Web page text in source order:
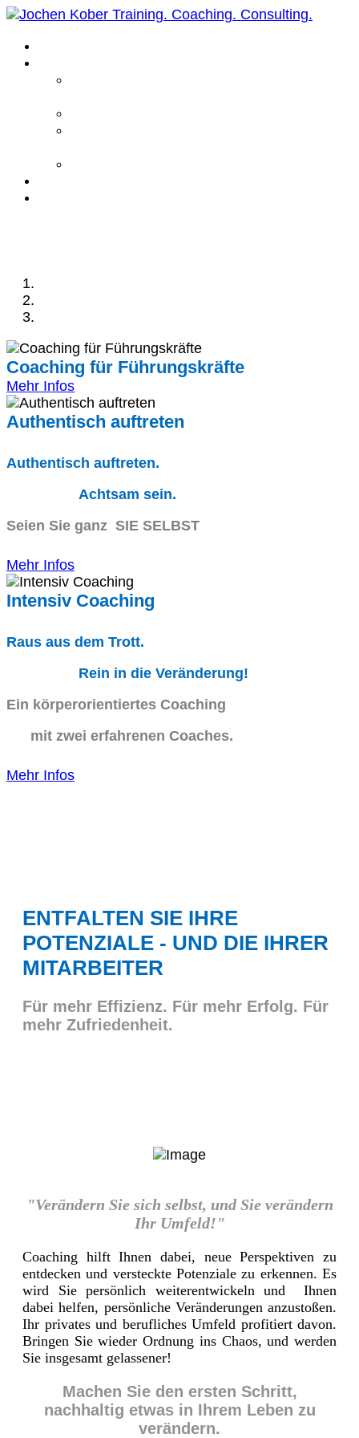
Coaching für Führungskräfte
Mehr Infos
Authentisch auftreten
Authentisch auftreten.
Achtsam sein.
Seien Sie ganz SIE SELBST
Mehr Infos
Intensiv Coaching
Raus aus dem Trott.
Rein in die Veränderung!
Ein körperorientiertes Coaching
mit zwei erfahrenen Coaches.
Mehr Infos
ENTFALTEN SIE IHRE
POTENZIALE - UND DIE IHRER
MITARBEITER
Für mehr Effizienz. Für mehr Erfolg. Für
mehr Zufriedenheit.
"Verändern Sie sich selbst, und Sie verändern
Ihr Umfeld!"
Coaching hilft Ihnen dabei, neue Perspektiven zu
entdecken und versteckte Potenziale zu erkennen. Es
wird Sie persönlich weiterentwickeln und Ihnen
dabei helfen, persönliche Veränderungen anzustoßen.
Ihr privates und berufliches Umfeld profitiert davon.
Bringen Sie wieder Ordnung ins Chaos, und werden
Sie insgesamt gelassener!
Machen Sie den ersten Schritt,
nachhaltig etwas in Ihrem Leben zu
verändern.